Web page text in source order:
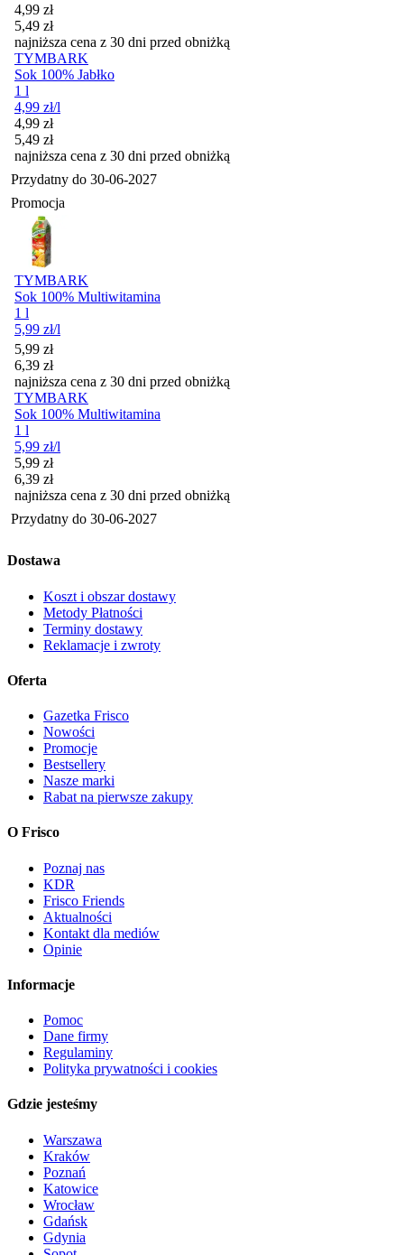
Cena promocyjna
4,99 zł
5,49 zł
najniższa cena z 30 dni przed obniżką
TYMBARK
Sok 100% Jabłko
1 l
4,99 zł/l
Cena promocyjna
4,99 zł
5,49 zł
najniższa cena z 30 dni przed obniżką
Przydatny do 30-06-2027
Promocja
TYMBARK
Sok 100% Multiwitamina
1 l
5,99 zł/l
Cena promocyjna
5,99 zł
6,39 zł
najniższa cena z 30 dni przed obniżką
TYMBARK
Sok 100% Multiwitamina
1 l
5,99 zł/l
Cena promocyjna
5,99 zł
6,39 zł
najniższa cena z 30 dni przed obniżką
Przydatny do 30-06-2027
Dostawa
Koszt i obszar dostawy
Metody Płatności
Terminy dostawy
Reklamacje i zwroty
Oferta
Gazetka Frisco
Nowości
Promocje
Bestsellery
Nasze marki
Rabat na pierwsze zakupy
O Frisco
Poznaj nas
KDR
Frisco Friends
Aktualności
Kontakt dla mediów
Opinie
Informacje
Pomoc
Dane firmy
Regulaminy
Polityka prywatności i cookies
Gdzie jesteśmy
Warszawa
Kraków
Poznań
Katowice
Wrocław
Gdańsk
Gdynia